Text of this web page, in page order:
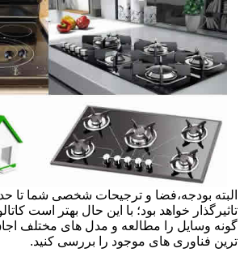
البته بودجه،فضا و ترجیحات شخصی شما تا حد
تاثیرگذار خواهد بود؛ با این حال بهتر است
گونه وسایل را مطالعه و مدل های مختلف
ترین فناوری های موجود را بررسی کنید.